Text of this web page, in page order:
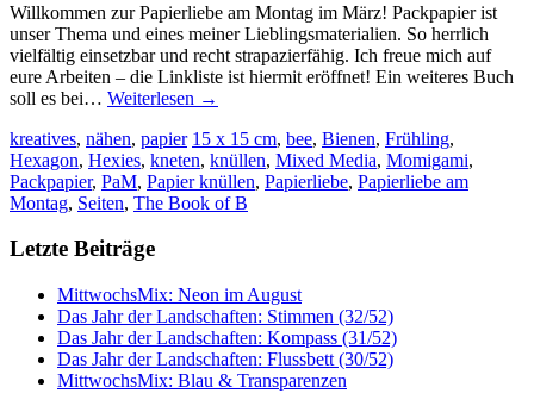
Willkommen zur Papierliebe am Montag im März! Packpapier ist
unser Thema und eines meiner Lieblingsmaterialien. So herrlich
vielfältig einsetzbar und recht strapazierfähig. Ich freue mich auf
eure Arbeiten – die Linkliste ist hiermit eröffnet! Ein weiteres Buch
soll es bei… Weiterlesen →
kreatives, nähen, papier 15 x 15 cm, bee, Bienen, Frühling,
Hexagon, Hexies, kneten, knüllen, Mixed Media, Momigami,
Packpapier, PaM, Papier knüllen, Papierliebe, Papierliebe am
Montag, Seiten, The Book of B
Letzte Beiträge
MittwochsMix: Neon im August
Das Jahr der Landschaften: Stimmen (32/52)
Das Jahr der Landschaften: Kompass (31/52)
Das Jahr der Landschaften: Flussbett (30/52)
MittwochsMix: Blau & Transparenzen